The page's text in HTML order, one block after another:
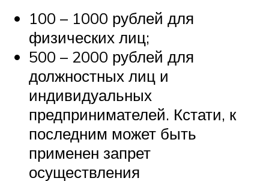
100 – 1000 рублей для
физических лиц;
500 – 2000 рублей для
должностных лиц и
индивидуальных
предпринимателей. Кстати, к
последним может быть
применен запрет
осуществления